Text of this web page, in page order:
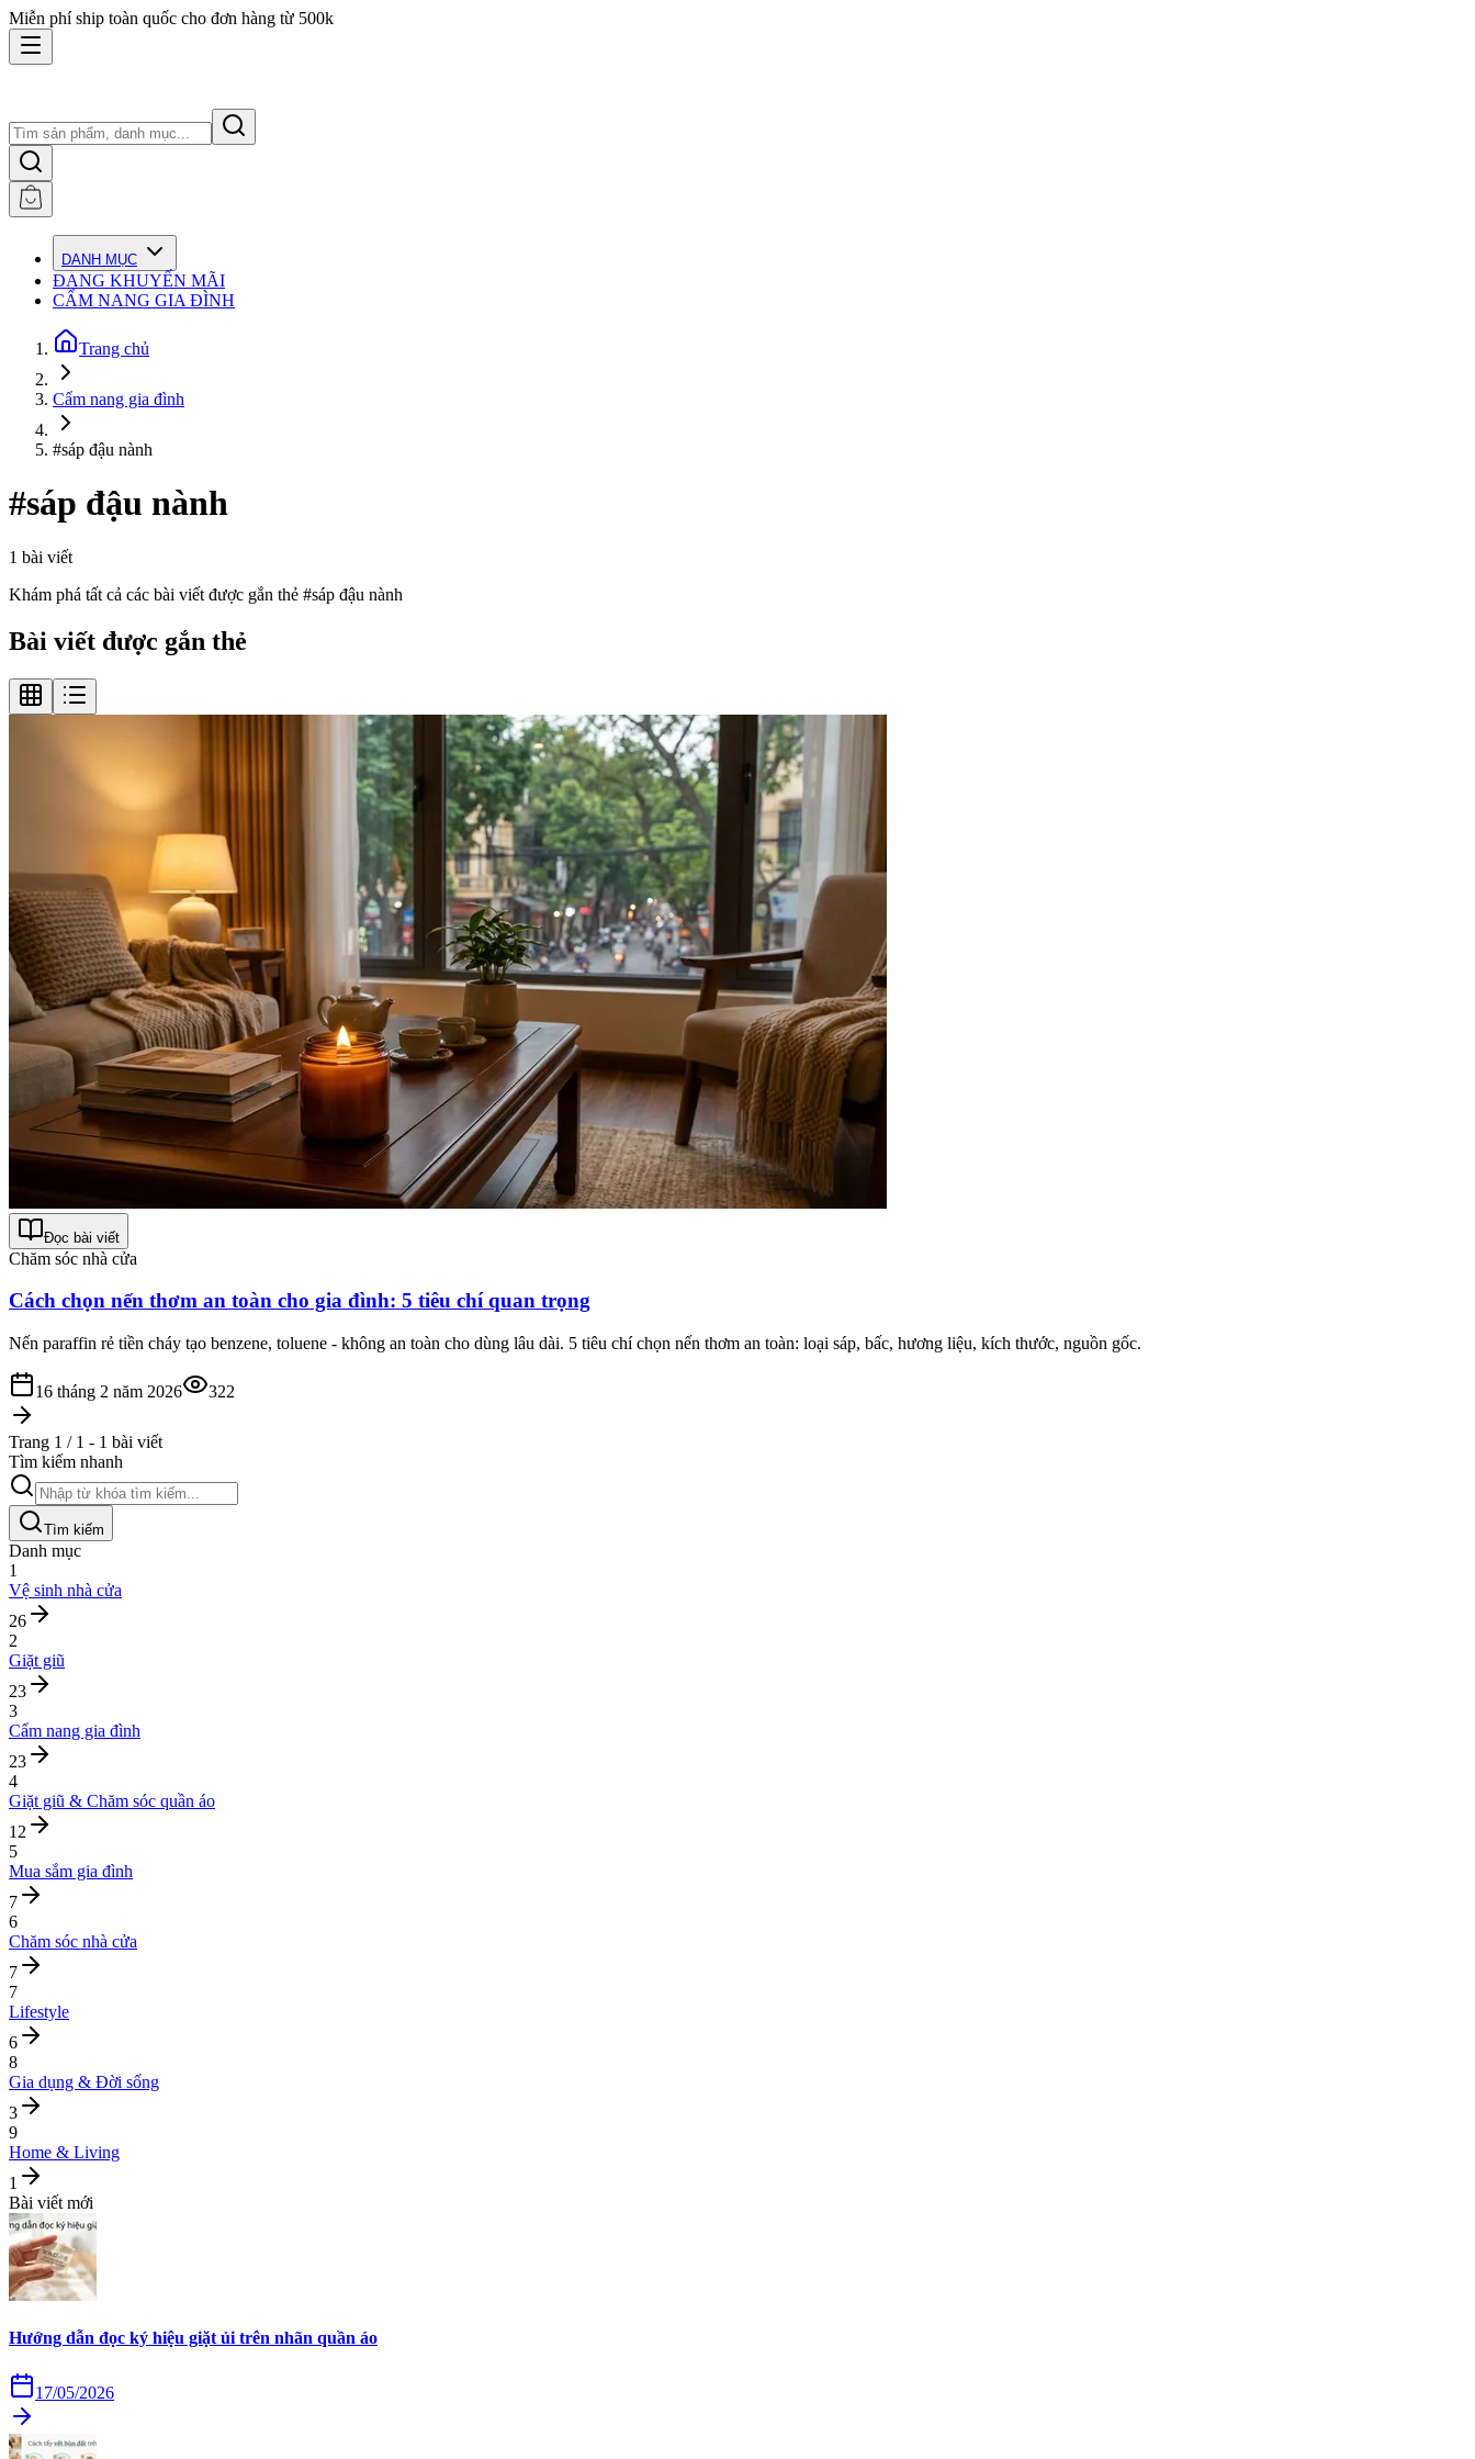
Miễn phí ship toàn quốc cho đơn hàng từ 500k
DANH MỤC
ĐANG KHUYẾN MÃI
CẨM NANG GIA ĐÌNH
Trang chủ
Cẩm nang gia đình
#sáp đậu nành
#sáp đậu nành
1 bài viết
Khám phá tất cả các bài viết được gắn thẻ #sáp đậu nành
Bài viết được gắn thẻ
Đọc bài viết
Chăm sóc nhà cửa
Cách chọn nến thơm an toàn cho gia đình: 5 tiêu chí quan trọng
Nến paraffin rẻ tiền cháy tạo benzene, toluene - không an toàn cho dùng lâu dài. 5 tiêu chí chọn nến thơm an toàn: loại sáp, bấc, hương liệu, kích thước, nguồn gốc.
16 tháng 2 năm 2026 322
Trang 1 / 1 - 1 bài viết
Tìm kiếm nhanh
Tìm kiếm
Danh mục
1
Vệ sinh nhà cửa
26
2
Giặt giũ
23
3
Cẩm nang gia đình
23
4
Giặt giũ & Chăm sóc quần áo
12
5
Mua sắm gia đình
7
6
Chăm sóc nhà cửa
7
7
Lifestyle
6
8
Gia dụng & Đời sống
3
9
Home & Living
1
Bài viết mới
Hướng dẫn đọc ký hiệu giặt ủi trên nhãn quần áo
17/05/2026